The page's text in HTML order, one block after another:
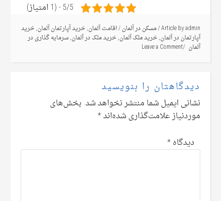
5/5 - (1 امتیاز)
Article byadmin
/مسکن در آلمان/اقامت آلمان,خرید آپارتمان آلمان,خرید
آپارتمان در آلمان,خرید ملک آلمان,خرید ملک در آلمان,سرمایه گذاری در
آلمان Leave a Comment
دیدگاهتان را بنویسید
نشانی ایمیل شما منتشر نخواهد شد.بخش‌های
موردنیاز علامت‌گذاری شده‌اند*
دیدگاه*